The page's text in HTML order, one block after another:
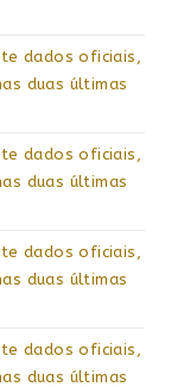
dados oficiais,
duas últimas
dados oficiais,
duas últimas
dados oficiais,
duas últimas
dados oficiais,
duas últimas